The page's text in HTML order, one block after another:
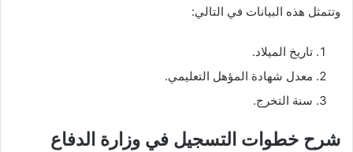
وتتمثل هذه البيانات في التالي:
تاريخ الميلاد.
معدل شهادة المؤهل التعليمي.
سنة التخرج.
شرح خطوات التسجيل في وزارة الدفاع